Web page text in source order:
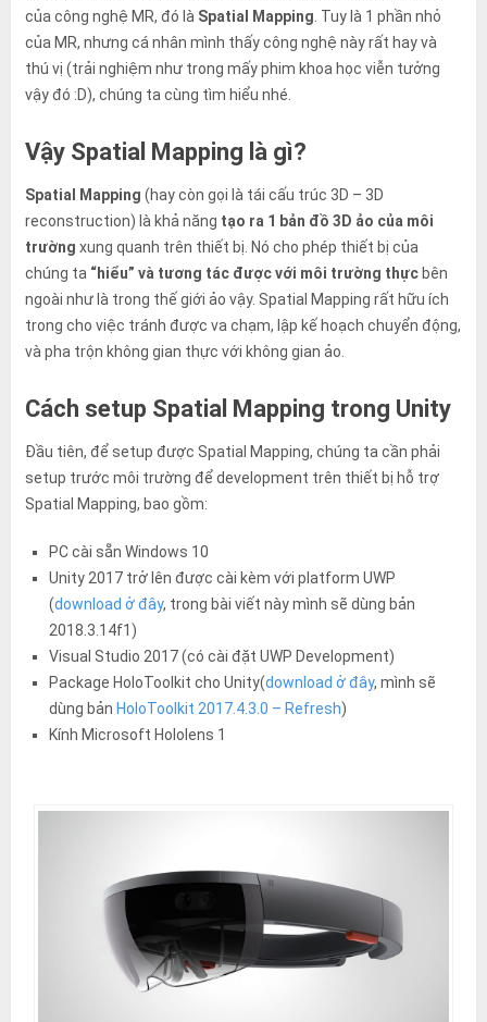
của công nghệ MR, đó là Spatial Mapping . Tuy là 1 phần nhỏ
của MR, nhưng cá nhân mình thấy công nghệ này rất hay và
thú vị (trải nghiệm như trong mấy phim khoa học viễn tưởng
vậy đó :D), chúng ta cùng tìm hiểu nhé.
Vậy Spatial Mapping là gì?
Spatial Mapping (hay còn gọi là tái cấu trúc 3D – 3D
reconstruction) là khả năng tạo ra 1 bản đồ 3D ảo của môi
trường xung quanh trên thiết bị. Nó cho phép thiết bị của
chúng ta “hiểu” và tương tác được với môi trường thựcbên
ngoài như là trong thế giới ảo vậy. Spatial Mapping rất hữu ích
trong cho việc tránh được va chạm, lập kế hoạch chuyển động,
và pha trộn không gian thực với không gian ảo.
Cách setup Spatial Mapping trong Unity
Đầu tiên, để setup được Spatial Mapping, chúng ta cần phải
setup trước môi trường để development trên thiết bị hỗ trợ
Spatial Mapping, bao gồm:
PC cài sẵn Windows 10
Unity 2017 trở lên được cài kèm với platform UWP
(download ở đây, trong bài viết này mình sẽ dùng bản
2018.3.14f1)
Visual Studio 2017 (có cài đặt UWP Development)
Package HoloToolkit cho Unity(download ở đây, mình sẽ
dùng bản HoloToolkit 2017.4.3.0 – Refresh)
Kính Microsoft Hololens 1